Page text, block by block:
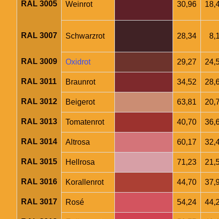
RAL 3005 Weinrot 30,96
RAL 3007 Schwarzrot 28,34
RAL 3009 Oxidrot 29,27
RAL 3011 Braunrot 34,52
RAL 3012 Beigerot 63,81
RAL 3013 Tomatenrot 40,70
RAL 3014 Altrosa 60,17
RAL 3015 Hellrosa 71,23
RAL 3016 Korallenrot 44,70
RAL 3017 Rosé 54,24